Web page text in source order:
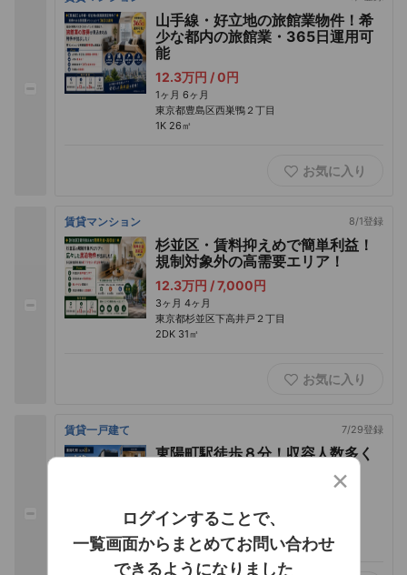
山手線・好立地の旅館業物件！希
少な都内の旅館業・365日運用可
能
12.3万円 /0円
1ヶ月 6ヶ月
東京都豊島区西巣鴨２丁目
1K 26㎡
お気に入り
賃貸マンション 8/1登録
杉並区・賃料抑えめで簡単利益！
規制対象外の高需要エリア！
12.3万円 /7,000円
3ヶ月 4ヶ月
東京都杉並区下高井戸２丁目
2DK 31㎡
お気に入り
賃貸一戸建て 7/29登録
東陽町駅徒歩８分！収容人数多く
3ヶ月
4ヶ月
東京都江東区東陽５丁目
3LDK 78㎡
×
ログインすることで、
一覧画面からまとめてお問い合わせ
できるようになりました